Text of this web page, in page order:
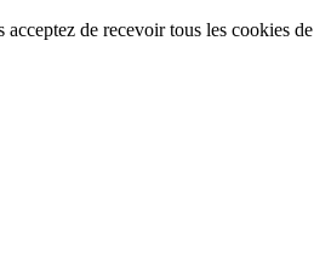
de recevoir tous les cookies